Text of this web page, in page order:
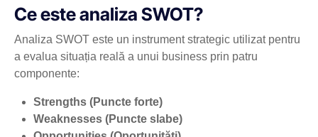
Ce este analiza SWOT?
Analiza SWOT este un instrument strategic utilizat pentru
a evalua situația reală a unui business prin patru
componente:
Strengths (Puncte forte)
Weaknesses (Puncte slabe)